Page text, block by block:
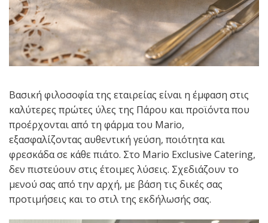
Βασική φιλοσοφία της εταιρείας είναι η έμφαση στις
καλύτερες πρώτες ύλες της Πάρου και προϊόντα που
προέρχονται από τη φάρμα του Mario,
εξασφαλίζοντας αυθεντική γεύση, ποιότητα και
φρεσκάδα σε κάθε πιάτο. Στο Mario Exclusive Catering,
δεν πιστεύουν στις έτοιμες λύσεις. Σχεδιάζουν το
μενού σας από την αρχή, με βάση τις δικές σας
προτιμήσεις και το στιλ της εκδήλωσής σας.